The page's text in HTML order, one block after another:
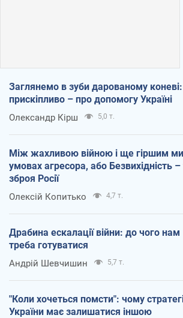
Заглянемо в зуби дарованому коневі:
прискіпливо – про допомогу Україні
Олександр Кірш 5,0 т.
Між жахливою війною і ще гіршим
умовах агресора, або Безвихідність
зброя Росії
Олексій Копитько 4,7 т.
Драбина ескалації війни: до чого нам
треба готуватися
Андрій Шевчишин 5,7 т.
"Коли хочеться помсти": чому
України має залишатися іншою